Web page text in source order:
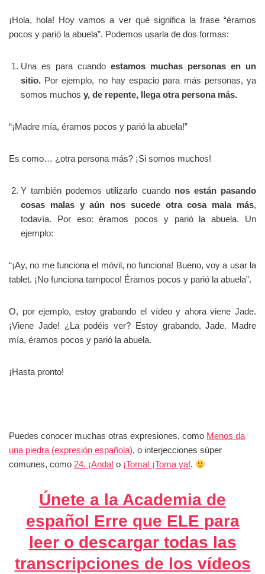
¡Hola, hola! Hoy vamos a ver qué significa la frase “éramos
pocos y parió la abuela”. Podemos usarla de dos formas:
Una es para cuando estamos muchas personas en un
sitio. Por ejemplo, no hay espacio para más personas, ya
somos muchos y, de repente, llega otra persona más.
“¡Madre mía, éramos pocos y parió la abuela!”
Es como… ¿otra persona más? ¡Si somos muchos!
Y también podemos utilizarlo cuando nos están pasando
cosas malas y aún nos sucede otra cosa mala más,
todavía. Por eso: éramos pocos y parió la abuela. Un
ejemplo:
“¡Ay, no me funciona el móvil, no funciona! Bueno, voy a usar la
tablet. ¡No funciona tampoco! Éramos pocos y parió la abuela”.
O, por ejemplo, estoy grabando el vídeo y ahora viene Jade.
¡Viene Jade! ¿La podéis ver? Estoy grabando, Jade. Madre
mía, éramos pocos y parió la abuela.
¡Hasta pronto!
Puedes conocer muchas otras expresiones, como Menos da
una piedra (expresión española), o interjecciones súper
comunes, como 24. ¡Anda! o ¡Toma! ¡Toma ya!.
Únete a la Academia de
español Erre que ELE para
leer o descargar todas las
transcripciones de los vídeos